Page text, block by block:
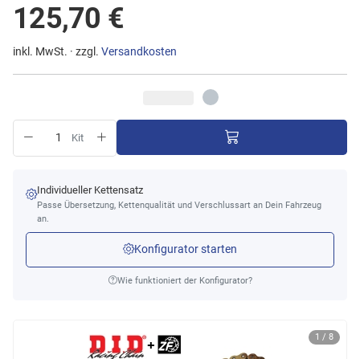
1 / 8
125,70 €
inkl. MwSt. · zzgl. Versandkosten
Kit
Individueller Kettensatz
Passe Übersetzung, Kettenqualität und Verschlussart an Dein Fahrzeug
an.
Konfigurator starten
Wie funktioniert der Konfigurator?